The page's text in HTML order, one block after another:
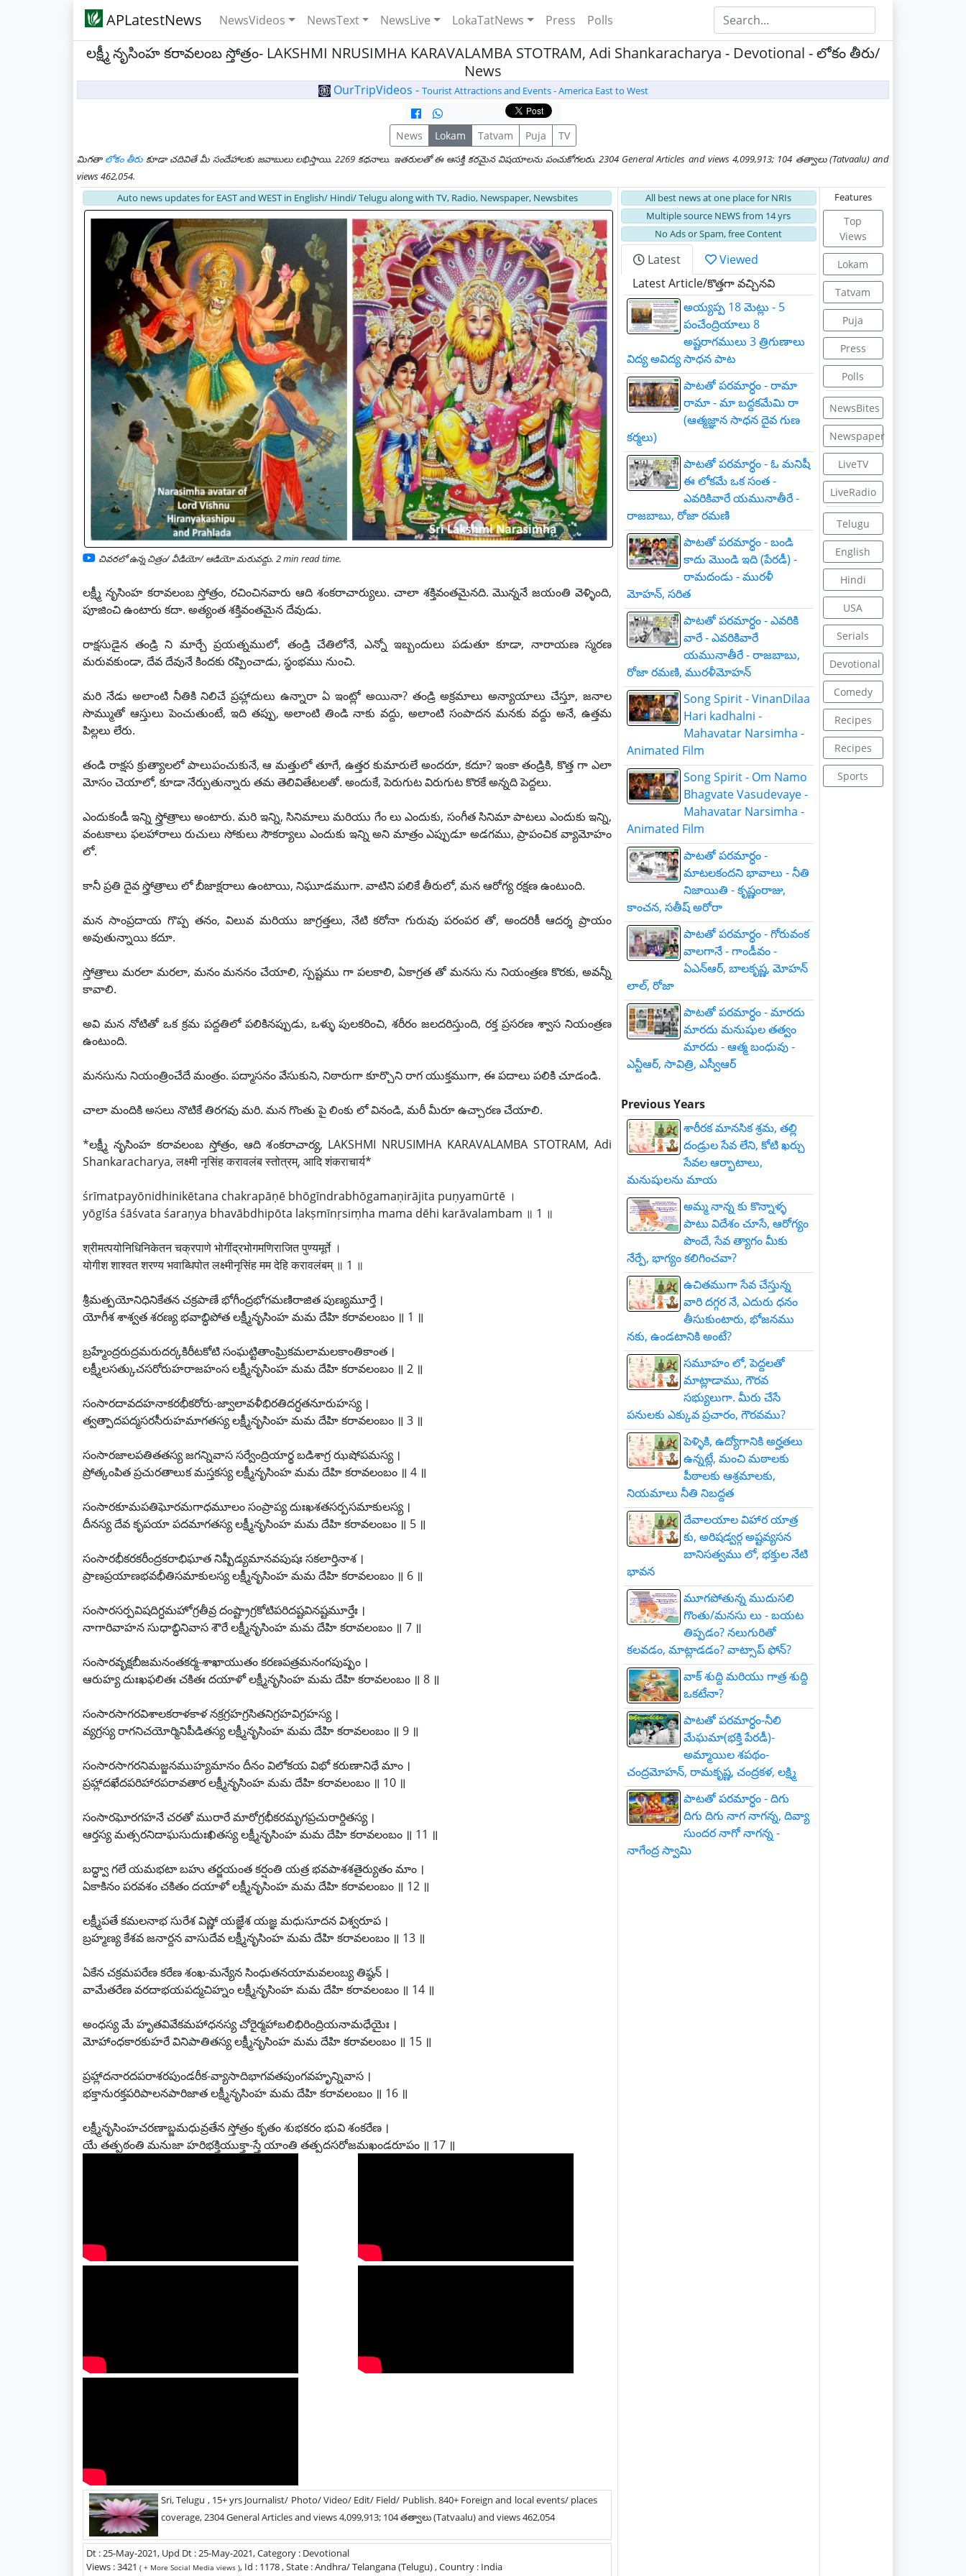
APLatestNews NewsVideos NewsText NewsLive LokaTatNews Press Polls
లక్ష్మీ నృసింహ కరావలంబ స్తోత్రం- LAKSHMI NRUSIMHA KARAVALAMBA STOTRAM, Adi Shankaracharya - Devotional - లోకం తీరు/
News
OurTripVideos - Tourist Attractions and Events - America East to West
News Lokam Tatvam Puja TV
మిగతా లోకం తీరుకూడా చదివితే మీ సందేహాలకు జవాబులు లభిస్తాయి. 2269 కధనాలు. ఇతరులతో ఈ ఆసక్తి కరమైన విషయాలను పంచుకోగలరు. 2304 General Articles and views 4,099,913; 104 తత్వాలు (Tatvaalu) and
views 462,054.
Auto news updates for EAST and WEST in English/ Hindi/ Telugu along with TV, Radio, Newspaper, Newsbites
చివరలో ఉన్న చిత్రం/ వీడియో/ ఆడియో మరువద్దు. 2 min read time.
లక్ష్మీ నృసింహ కరావలంబ స్తోత్రం, రచించినవారు ఆది శంకరాచార్యులు. చాలా శక్తివంతమైనది. మొన్ననే జయంతి వెళ్ళింది,
పూజించి ఉంటారు కదా. అత్యంత శక్తివంతమైన దేవుడు.
రాక్షసుడైన తండ్రి ని మార్చే ప్రయత్నములో, తండ్రి చేతిలోనే, ఎన్నో ఇబ్బందులు పడుతూ కూడా, నారాయణ స్మరణ
మరువకుండా, దేవ దేవునే కిందకు రప్పించాడు, స్థంభము నుంచి.
మరి నేడు అలాంటి నీతికి నిలిచే ప్రహ్లాదులు ఉన్నారా ఏ ఇంట్లో అయినా? తండ్రి అక్రమాలు అన్యాయాలు చేస్తూ, జనాల
సొమ్ముతో ఆస్తులు పెంచుతుంటే, ఇది తప్పు, అలాంటి తిండి నాకు వద్దు, అలాంటి సంపాదన మనకు వద్దు అనే, ఉత్తమ
పిల్లలు లేరు.
తండి రాక్షస క్రుత్యాలలో పాలుపంచుకునే, ఆ మత్తులో తూగే, ఉత్తర కుమారులే అందరూ, కదూ? ఇంకా తండ్రికి, కొత్త గా ఎలా
మోసం చెయాలో, కూడా నేర్పుతున్నారు తమ తెలివితేటలతో. అందుకే, పెరుగుట విరుగుట కొరకే అన్నది పెద్దలు.
ఎందుకండీ ఇన్ని స్త్రోత్రాలు అంటారు. మరి ఇన్ని, సినిమాలు మరియు గేం లు ఎందుకు, సంగీత సినిమా పాటలు ఎందుకు ఇన్ని,
వంటకాలు ఫలహారాలు రుచులు సోకులు సౌకర్యాలు ఎందుకు ఇన్ని అని మాత్రం ఎప్పుడూ అడగము, ప్రాపంచిక వ్యామోహం
లో.
కానీ ప్రతి దైవ స్త్రోత్రాలు లో బీజాక్షరాలు ఉంటాయి, నిఘూడముగా. వాటిని పలికే తీరులో, మన ఆరోగ్య రక్షణ ఉంటుంది.
మన సాంప్రదాయ గొప్ప తనం, విలువ మరియు జాగ్రత్తలు, నేటి కరోనా గురువు పరంపర తో, అందరికీ ఆదర్శ ప్రాయం
అవుతున్నాయి కదూ.
స్తోత్రాలు మరలా మరలా, మనం మననం చేయాలి, స్పష్టము గా పలకాలి, ఏకాగ్రత తో మనసు ను నియంత్రణ కొరకు, అవన్నీ
కావాలి.
అవి మన నోటితో ఒక క్రమ పద్దతిలో పలికినప్పుడు, ఒళ్ళు పులకరించి, శరీరం జలదరిస్తుంది, రక్త ప్రసరణ శ్వాస నియంత్రణ
ఉంటుంది.
మనసును నియంత్రించేదే మంత్రం. పద్మాసనం వేసుకుని, నిఠారుగా కూర్చొని రాగ యుక్తముగా, ఈ పదాలు పలికి చూడండి.
చాలా మందికి అసలు నొటికే తిరగవు మరి. మన గొంతు పై లింకు లో వినండి, మరీ మీరూ ఉచ్చారణ చేయాలి.
*లక్ష్మీ నృసింహ కరావలంబ స్తోత్రం, ఆది శంకరాచార్య, LAKSHMI NRUSIMHA KARAVALAMBA STOTRAM, Adi
Shankaracharya, लक्ष्मी नृसिंह करावलंब स्तोत्रम्, आदि शंकराचार्य*
śrīmatpayōnidhinikētana chakrapāṇē bhōgīndrabhōgamaṇirājita puṇyamūrtē ।
yōgīśa śāśvata śaraṇya bhavābdhipōta lakṣmīnṛsiṃha mama dēhi karāvalambam ॥ 1 ॥
श्रीमत्पयोनिधिनिकेतन चक्रपाणे भोगींद्रभोगमणिराजित पुण्यमूर्ते ।
योगीश शाश्वत शरण्य भवाब्धिपोत लक्ष्मीनृसिंह मम देहि करावलंबम् ॥ 1 ॥
శ్రీమత్పయోనిధినికేతన చక్రపాణే భోగీంద్రభోగమణిరాజిత పుణ్యమూర్తే ।
యోగీశ శాశ్వత శరణ్య భవాబ్ధిపోత లక్ష్మీనృసింహ మమ దేహి కరావలంబం ॥ 1 ॥
బ్రహ్మేంద్రరుద్రమరుదర్కకిరీటకోటి సంఘట్టితాంఘ్రికమలామలకాంతికాంత ।
లక్ష్మీలసత్కుచసరోరుహరాజహంస లక్ష్మీనృసింహ మమ దేహి కరావలంబం ॥ 2 ॥
సంసారదావదహనాకరభీకరోరు-జ్వాలావళీభిరతిదగ్ధతనూరుహస్య ।
త్వత్పాదపద్మసరసీరుహమాగతస్య లక్ష్మీనృసింహ మమ దేహి కరావలంబం ॥ 3 ॥
సంసారజాలపతితతస్య జగన్నివాస సర్వేంద్రియార్థ బడిశాగ్ర ఝషోపమస్య ।
ప్రోత్కంపిత ప్రచురతాలుక మస్తకస్య లక్ష్మీనృసింహ మమ దేహి కరావలంబం ॥ 4 ॥
సంసారకూమపతిఘోరమగాధమూలం సంప్రాప్య దుఃఖశతసర్పసమాకులస్య ।
దీనస్య దేవ కృపయా పదమాగతస్య లక్ష్మీనృసింహ మమ దేహి కరావలంబం ॥ 5 ॥
సంసారభీకరకరీంద్రకరాభిఘాత నిష్పీడ్యమానవపుషః సకలార్తినాశ ।
ప్రాణప్రయాణభవభీతిసమాకులస్య లక్ష్మీనృసింహ మమ దేహి కరావలంబం ॥ 6 ॥
సంసారసర్పవిషదిగ్ధమహోగ్రతీవ్ర దంష్ట్రాగ్రకోటిపరిదష్టవినష్టమూర్తేః ।
నాగారివాహన సుధాబ్ధినివాస శౌరే లక్ష్మీనృసింహ మమ దేహి కరావలంబం ॥ 7 ॥
సంసారవృక్షబీజమనంతకర్మ-శాఖాయుతం కరణపత్రమనంగపుష్పం ।
ఆరుహ్య దుఃఖఫలితః చకితః దయాళో లక్ష్మీనృసింహ మమ దేహి కరావలంబం ॥ 8 ॥
సంసారసాగరవిశాలకరాళకాళ నక్రగ్రహగ్రసితనిగ్రహవిగ్రహస్య ।
వ్యగ్రస్య రాగనిచయోర్మినిపీడితస్య లక్ష్మీనృసింహ మమ దేహి కరావలంబం ॥ 9 ॥
సంసారసాగరనిమజ్జనముహ్యమానం దీనం విలోకయ విభో కరుణానిధే మాం ।
ప్రహ్లాదఖేదపరిహారపరావతార లక్ష్మీనృసింహ మమ దేహి కరావలంబం ॥ 10 ॥
సంసారఘోరగహనే చరతో మురారే మారోగ్రభీకరమృగప్రచురార్దితస్య ।
ఆర్తస్య మత్సరనిదాఘసుదుఃఖితస్య లక్ష్మీనృసింహ మమ దేహి కరావలంబం ॥ 11 ॥
బద్ధ్వా గలే యమభటా బహు తర్జయంత కర్షంతి యత్ర భవపాశశతైర్యుతం మాం ।
ఏకాకినం పరవశం చకితం దయాళో లక్ష్మీనృసింహ మమ దేహి కరావలంబం ॥ 12 ॥
లక్ష్మీపతే కమలనాభ సురేశ విష్ణో యజ్ఞేశ యజ్ఞ మధుసూదన విశ్వరూప ।
బ్రహ్మణ్య కేశవ జనార్దన వాసుదేవ లక్ష్మీనృసింహ మమ దేహి కరావలంబం ॥ 13 ॥
ఏకేన చక్రమపరేణ కరేణ శంఖ-మన్యేన సింధుతనయామవలంబ్య తిష్ఠన్ ।
వామేతరేణ వరదాభయపద్మచిహ్నం లక్ష్మీనృసింహ మమ దేహి కరావలంబం ॥ 14 ॥
అంధస్య మే హృతవివేకమహాధనస్య చోరైర్మహాబలిభిరింద్రియనామధేయైః ।
మోహాంధకారకుహరే వినిపాతితస్య లక్ష్మీనృసింహ మమ దేహి కరావలంబం ॥ 15 ॥
ప్రహ్లాదనారదపరాశరపుండరీక-వ్యాసాదిభాగవతపుంగవహృన్నివాస ।
భక్తానురక్తపరిపాలనపారిజాత లక్ష్మీనృసింహ మమ దేహి కరావలంబం ॥ 16 ॥
లక్ష్మీనృసింహచరణాబ్జమధువ్రతేన స్తోత్రం కృతం శుభకరం భువి శంకరేణ ।
యే తత్పఠంతి మనుజా హరిభక్తియుక్తా-స్తే యాంతి తత్పదసరోజమఖండరూపం ॥ 17 ॥
Sri, Telugu , 15+ yrs Journalist/ Photo/ Video/ Edit/ Field/ Publish. 840+ Foreign and local events/ places
coverage, 2304 General Articles and views 4,099,913; 104 తత్వాలు (Tatvaalu) and views 462,054
Dt : 25-May-2021, Upd Dt : 25-May-2021, Category : Devotional
Views : 3421 ( + More Social Media views ), Id : 1178 , State : Andhra/ Telangana (Telugu) , Country : India
All best news at one place for NRIs
Multiple source NEWS from 14 yrs
No Ads or Spam, free Content
Latest
Viewed
Latest Article/కొత్తగా వచ్చినవి
అయ్యప్ప 18 మెట్లు - 5
పంచేంద్రియాలు 8
అష్టరాగములు 3 త్రిగుణాలు
విద్య అవిద్య సాధన పాట
పాటతో పరమార్ధం - రామా
రామా - మా బద్దకమేమి రా
(ఆత్మజ్ఞాన సాధన దైవ గుణ
కర్మలు)
పాటతో పరమార్ధం - ఓ మనిషీ
ఈ లోకమే ఒక సంత -
ఎవరికివారే యమునాతీరే -
రాజబాబు, రోజా రమణి
పాటతో పరమార్ధం - బండి
కాదు మొండి ఇది (పేరడీ) -
రామదండు - మురళీ
మోహన్, సరిత
పాటతో పరమార్ధం - ఎవరికి
వారే - ఎవరికివారే
యమునాతీరే - రాజబాబు,
రోజా రమణి, మురళీమోహన్
Song Spirit - VinanDilaa
Hari kadhalni -
Mahavatar Narsimha -
Animated Film
Song Spirit - Om Namo
Bhagvate Vasudevaye -
Mahavatar Narsimha -
Animated Film
పాటతో పరమార్ధం -
మాటలకందని భావాలు - నీతి
నిజాయితి - కృష్ణంరాజు,
కాంచన, సతీష్ అరోరా
పాటతో పరమార్ధం - గోరువంక
వాలగానే - గాండీవం -
ఏఎన్ఆర్, బాలకృష్ణ, మోహన్
లాల్, రోజా
పాటతో పరమార్ధం - మారదు
మారదు మనుషుల తత్వం
మారదు - ఆత్మ బంధువు -
ఎన్టీఆర్, సావిత్రి, ఎస్వీఆర్
Previous Years
శారీరక మానసిక శ్రమ, తల్లి
దండ్రుల సేవ లేని, కోటి ఖర్చు
సేవల ఆర్భాటాలు,
మనుషులను మాయ
అమ్మ నాన్న కు కొన్నాళ్ళ
పాటు విదేశం చూసే, ఆరోగ్యం
పొందే, సేవ త్యాగం మీకు
నేర్పే, భాగ్యం కలిగించవా?
ఉచితముగా సేవ చేస్తున్న
వారి దగ్గర నే, ఎదురు ధనం
తీసుకుంటారు, భోజనము
నకు, ఉండటానికి అంటే?
సమూహం లో, పెద్దలతో
మాట్లాడాము, గౌరవ
సభ్యులుగా. మీరు చేసే
పనులకు ఎక్కువ ప్రచారం, గౌరవము?
పెళ్ళికి, ఉద్యోగానికి అర్హతలు
ఉన్నట్లే, మంచి మఠాలకు
పీఠాలకు ఆశ్రమాలకు,
నియమాలు నీతి నిబద్దత
దేవాలయాల విహార యాత్ర
కు, అరిషడ్వర్గ అష్టవ్యసన
బానిసత్వము లో, భక్తుల నేటి
భావన
మూగపోతున్న ముదుసలి
గొంతు/మనసు లు - బయట
తిప్పడం? నలుగురితో
కలవడం, మాట్లాడడం? వాట్సాప్ ఫోన్?
వాక్ శుద్ది మరియు గాత్ర శుద్ది
ఒకటేనా?
పాటతో పరమార్ధం-నీలి
మేఘమా(భక్తి పేరడీ)-
అమ్మాయిల శపథం-
చంద్రమోహన్, రామకృష్ణ, చంద్రకళ, లక్ష్మి
పాటతో పరమార్ధం - దిగు
దిగు దిగు నాగ నాగన్న, దివ్యా
సుందర నాగో నాగన్న -
నాగేంద్ర స్వామి
Features
Top
Views
Lokam
Tatvam
Puja
Press
Polls
NewsBites
Newspaper
LiveTV
LiveRadio
Telugu
English
Hindi
USA
Serials
Devotional
Comedy
Recipes
Recipes
Sports